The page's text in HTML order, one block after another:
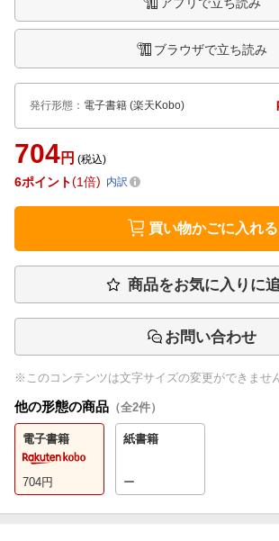
ブラウザで立ち読み
発行形態 ： 電子書籍 (楽天Kobo)
704円 (税込)
6ポイント 1倍 内訳
買い物かごに入れる
商品をお気に入りに
お問い合わせ
※このコンテンツは文字サイズの変更ができません
他の形態の商品 （全2件）
電子書籍
704円
紙書籍
ー